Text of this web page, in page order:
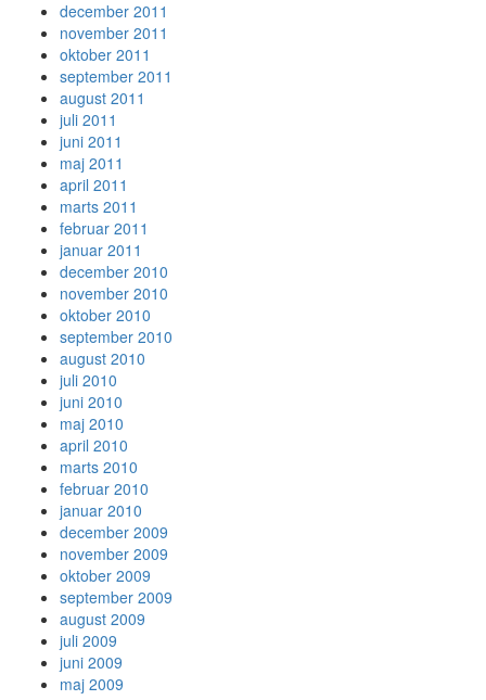
december 2011
november 2011
oktober 2011
september 2011
august 2011
juli 2011
juni 2011
maj 2011
april 2011
marts 2011
februar 2011
januar 2011
december 2010
november 2010
oktober 2010
september 2010
august 2010
juli 2010
juni 2010
maj 2010
april 2010
marts 2010
februar 2010
januar 2010
december 2009
november 2009
oktober 2009
september 2009
august 2009
juli 2009
juni 2009
maj 2009